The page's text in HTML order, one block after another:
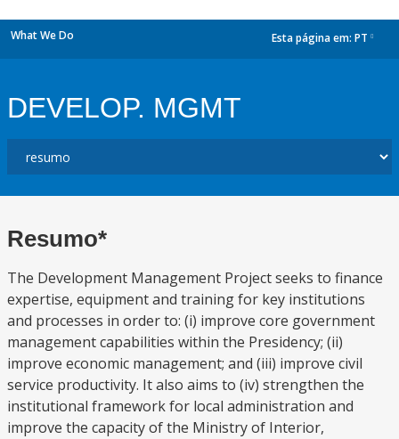
What We Do Esta página em: PT
DEVELOP. MGMT
Resumo*
The Development Management Project seeks to finance
expertise, equipment and training for key institutions
and processes in order to: (i) improve core government
management capabilities within the Presidency; (ii)
improve economic management; and (iii) improve civil
service productivity. It also aims to (iv) strengthen the
institutional framework for local administration and
improve the capacity of the Ministry of Interior,